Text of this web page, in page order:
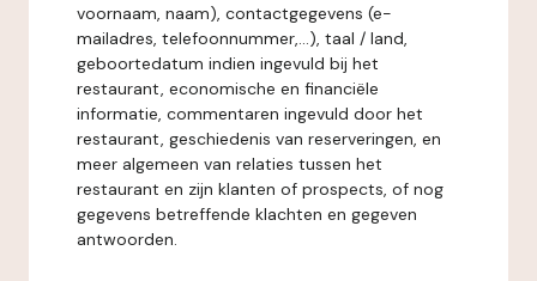
voornaam, naam), contactgegevens (e-
mailadres, telefoonnummer,...), taal / land,
geboortedatum indien ingevuld bij het
restaurant, economische en financiële
informatie, commentaren ingevuld door het
restaurant, geschiedenis van reserveringen, en
meer algemeen van relaties tussen het
restaurant en zijn klanten of prospects, of nog
gegevens betreffende klachten en gegeven
antwoorden.